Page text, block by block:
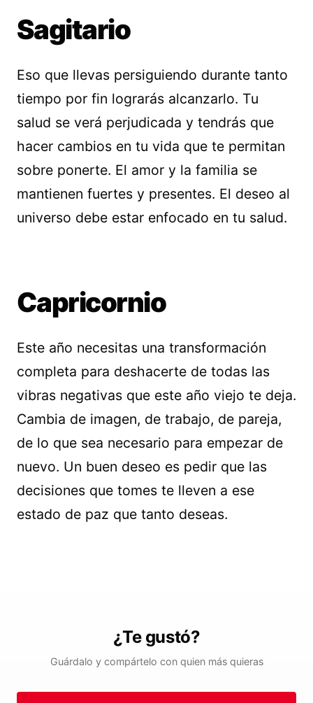
Sagitario
Eso que llevas persiguiendo durante tanto
tiempo por fin lograrás alcanzarlo. Tu
salud se verá perjudicada y tendrás que
hacer cambios en tu vida que te permitan
sobre ponerte. El amor y la familia se
mantienen fuertes y presentes. El deseo al
universo debe estar enfocado en tu salud.
Capricornio
Este año necesitas una transformación
completa para deshacerte de todas las
vibras negativas que este año viejo te deja.
Cambia de imagen, de trabajo, de pareja,
de lo que sea necesario para empezar de
nuevo. Un buen deseo es pedir que las
decisiones que tomes te lleven a ese
estado de paz que tanto deseas.
¿Te gustó?
Guárdalo y compártelo con quien más quieras